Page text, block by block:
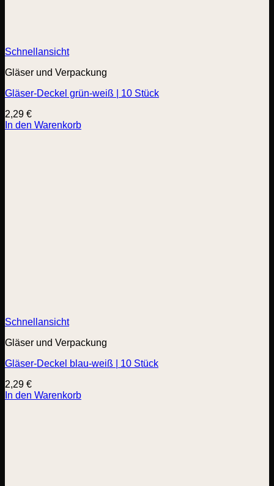
Schnellansicht
Gläser und Verpackung
Gläser-Deckel grün-weiß | 10 Stück
2,29 €
In den Warenkorb
Schnellansicht
Gläser und Verpackung
Gläser-Deckel blau-weiß | 10 Stück
2,29 €
In den Warenkorb